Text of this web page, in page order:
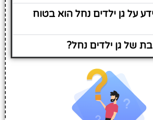
על גן ילדים נחל הוא בטוח
של גן ילדים נחל?